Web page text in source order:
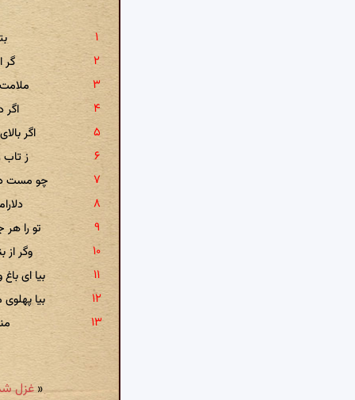
گر
اگر
اگر
ز تاب
چو مست
تو را
وگر
بیا ای
بیا
«غزل شمارهٔ ۲۵۴۱: الا ای جان جان